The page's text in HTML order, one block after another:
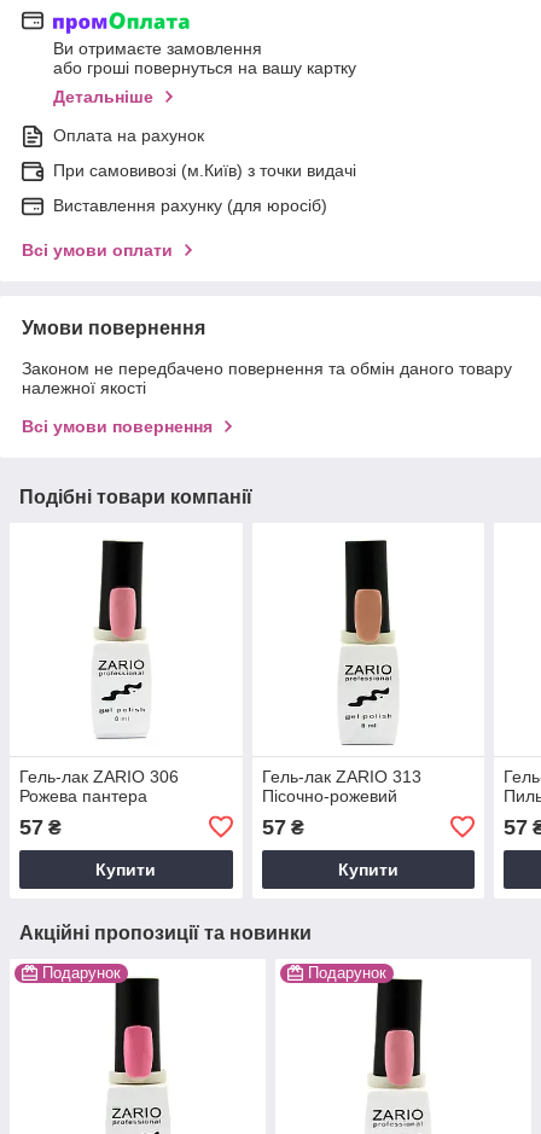
Ви отримаєте замовлення
або гроші повернуться на вашу картку
Детальніше
Оплата на рахунок
При самовивозі (м.Київ) з точки видачі
Виставлення рахунку (для юросіб)
Всі умови оплати
Умови повернення
Законом не передбачено повернення та обмін даного товару
належної якості
Всі умови повернення
Подібні товари компанії
Гель-лак ZARIO 306
Рожева пантера
57 ₴
Купити
Гель-лак ZARIO 313
Пісочно-рожевий
57₴
Купити
57
Акційні пропозиції та новинки
Подарунок Подарунок